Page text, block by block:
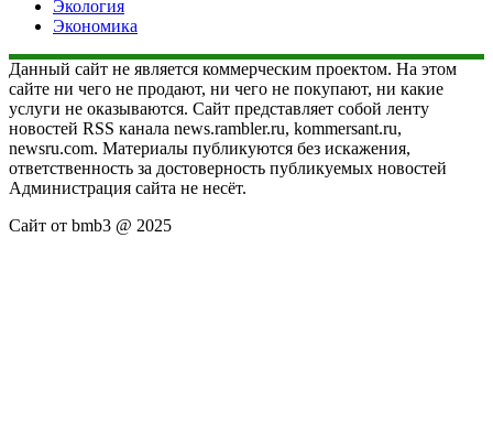
Экология
Экономика
Данный сайт не является коммерческим проектом. На этом
сайте ни чего не продают, ни чего не покупают, ни какие
услуги не оказываются. Сайт представляет собой ленту
новостей RSS канала news.rambler.ru, kommersant.ru,
newsru.com. Материалы публикуются без искажения,
ответственность за достоверность публикуемых новостей
Администрация сайта не несёт.
Сайт от bmb3 @ 2025